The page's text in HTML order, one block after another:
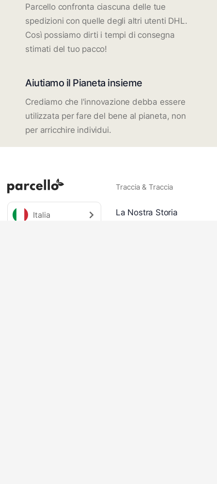
Parcello confronta ciascuna delle tue
spedizioni con quelle degli altri utenti DHL.
Così possiamo dirti i tempi di consegna
stimati del tuo pacco!
Aiutiamo il Pianeta insieme
Crediamo che l'innovazione debba essere
utilizzata per fare del bene al pianeta, non
per arricchire individui.
Italia
Traccia & Traccia
La Nostra Storia